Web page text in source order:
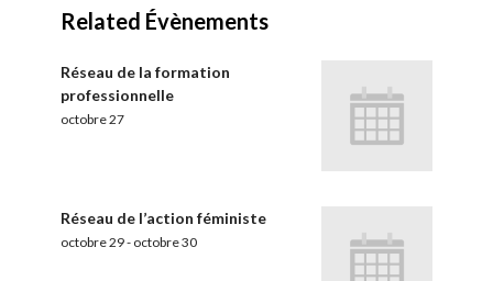
Related Évènements
Réseau de la formation
professionnelle
octobre 27
Réseau de l’action féministe
octobre 29- octobre 30